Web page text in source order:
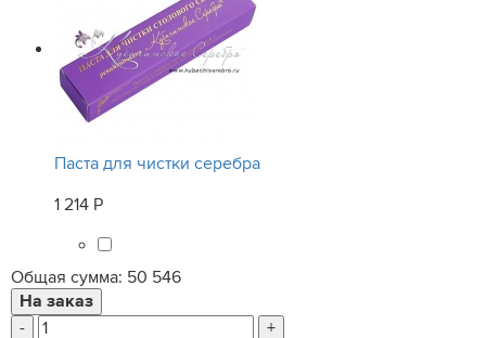
Паста для чистки серебра
1 214 Р
Общая сумма: 50 546
-
+